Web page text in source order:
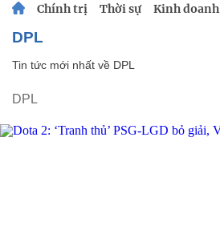
Chính trị Thời sự Kinh doanh
DPL
Tin tức mới nhất về DPL
DPL